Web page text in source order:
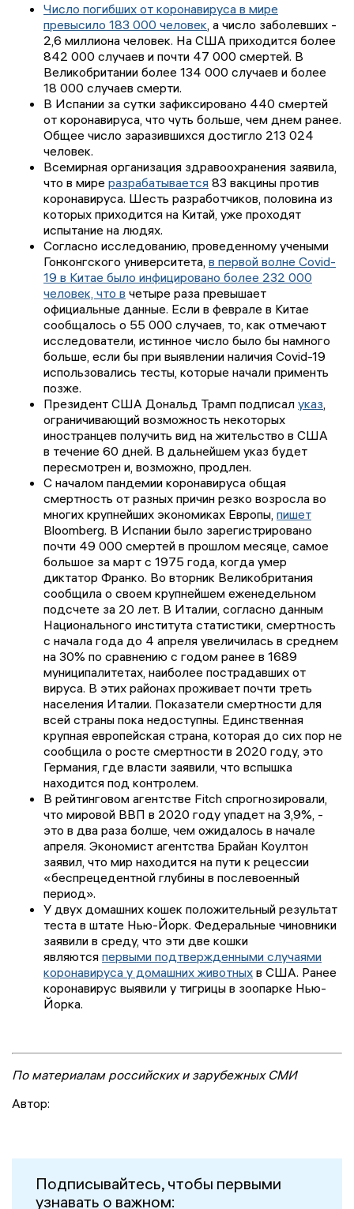
Число погибших от коронавируса в мире
превысило 183 000 человек, а число заболевших -
2,6 миллиона человек. На США приходится более
842 000 случаев и почти 47 000 смертей. В
Великобритании более 134 000 случаев и более
18 000 случаев смерти.
В Испании за сутки зафиксировано 440 смертей
от коронавируса, что чуть больше, чем днем ранее.
Общее число заразившихся достигло 213 024
человек.
Всемирная организация здравоохранения заявила,
что в мире разрабатывается 83 вакцины против
коронавируса. Шесть разработчиков, половина из
которых приходится на Китай, уже проходят
испытание на людях.
Согласно исследованию, проведенному учеными
Гонконгского университета, в первой волне Covid-
19 в Китае было инфицировано более 232 000
человек, что в четыре раза превышает
официальные данные. Если в феврале в Китае
сообщалось о 55 000 случаев, то, как отмечают
исследователи, истинное число было бы намного
больше, если бы при выявлении наличия Covid-19
использовались тесты, которые начали применть
позже.
Президент США Дональд Трамп подписал указ,
ограничивающий возможность некоторых
иностранцев получить вид на жительство в США
в течение 60 дней. В дальнейшем указ будет
пересмотрен и, возможно, продлен.
С началом пандемии коронавируса общая
смертность от разных причин резко возросла во
многих крупнейших экономиках Европы, пишет
Bloomberg. В Испании было зарегистрировано
почти 49 000 смертей в прошлом месяце, самое
большое за март с 1975 года, когда умер
диктатор Франко. Во вторник Великобритания
сообщила о своем крупнейшем еженедельном
подсчете за 20 лет. В Италии, согласно данным
Национального института статистики, смертность
с начала года до 4 апреля увеличилась в среднем
на 30% по сравнению с годом ранее в 1689
муниципалитетах, наиболее пострадавших от
вируса. В этих районах проживает почти треть
населения Италии. Показатели смертности для
всей страны пока недоступны. Единственная
крупная европейская страна, которая до сих пор не
сообщила о росте смертности в 2020 году, это
Германия, где власти заявили, что вспышка
находится под контролем.
В рейтинговом агентстве Fitch спрогнозировали,
что мировой ВВП в 2020 году упадет на 3,9%, -
это в два раза болше, чем ожидалось в начале
апреля. Экономист агентства Брайан Коултон
заявил, что мир находится на пути к рецессии
«беспрецедентной глубины в послевоенный
период».
У двух домашних кошек положительный результат
теста в штате Нью-Йорк. Федеральные чиновники
заявили в среду, что эти две кошки
являются первыми подтвержденными случаями
коронавируса у домашних животных в США. Ранее
коронавирус выявили у тигрицы в зоопарке Нью-
Йорка.
По материалам российских и зарубежных СМИ
Автор:
Подписывайтесь, чтобы первыми
узнавать о важном: